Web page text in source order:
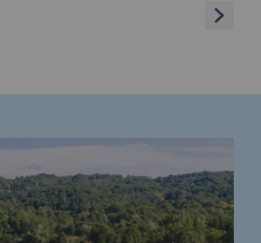
gaz
de gaz
Next